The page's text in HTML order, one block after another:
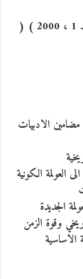
( عمّان / بيروت : الاهلية للنشر والتوزيع ، ط 1 ، 2000 ) (
الادبيات